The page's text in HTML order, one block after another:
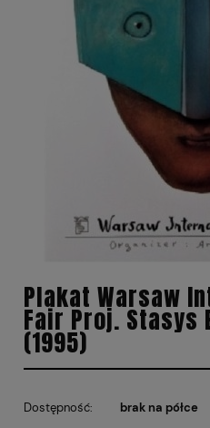
Plakat Warsaw
Fair Proj.
(1995)
Dostępność: brak na półce